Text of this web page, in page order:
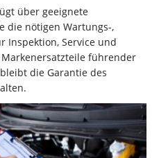
über geeignete
die nötigen Wartungs-,
Inspektion, Service und
führender
die Garantie des